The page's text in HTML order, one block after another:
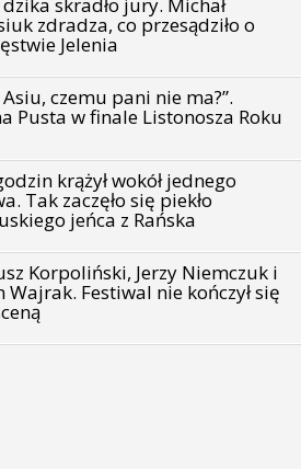
dzika skradło jury. Michał
zdradza, co przesądziło o
Jelenia
Asiu, czemu pani nie ma?”.
Pusta w finale Listonosza Roku
krążył wokół jednego
Tak zaczęło się piekło
jeńca z Rańska
Korpoliński, Jerzy Niemczuk i
Wajrak. Festiwal nie kończył się